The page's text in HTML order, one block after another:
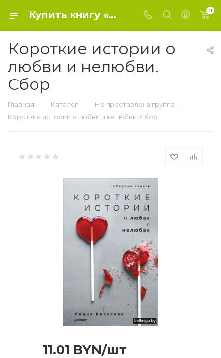
Купить книгу «Короткие истории о любви и нелюбви. Сбор» 2018, Киселева Л - Не проставлена группа 0
Короткие истории о
любви и нелюбви.
Сбор
Главная — Каталог — Не проставлена группа —
Короткие истории о любви и нелюбви. Сбор
11.01 BYN/шт